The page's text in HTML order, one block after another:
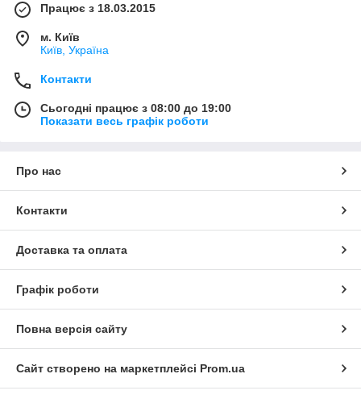
Працює з 18.03.2015
м. Київ
Київ, Україна
Контакти
Сьогодні працює з 08:00 до 19:00
Показати весь графік роботи
Про нас
Контакти
Доставка та оплата
Графік роботи
Повна версія сайту
Сайт створено на маркетплейсі Prom.ua